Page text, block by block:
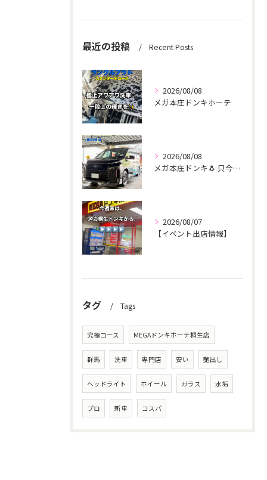
最近の投稿 Recent Posts
2026/08/08
メガ本庄ドンキホーテ
2026/08/08
メガ本庄ドンキ🐧 只今イベント出店中🎶 ヴォクシー ご新規様...
2026/08/07
【イベント出店情報】
タグ Tags
究極コース MEGAドンキホーテ桐生店
群馬 洗車 専門店 安い 艶出し
ヘッドライト ホイール ガラス 水垢
プロ 新車 コスパ